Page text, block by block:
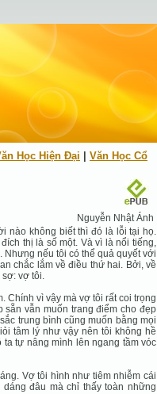
Học Hiện Ðại Văn Học Cổ
Nguyễn Nhật Ánh
nào không biết thì đó là lỗi tại họ.
thị là số một. Và vì là nổi tiếng,
nếu tôi có thể quả quyết với
chắc lắm về điều thứ hai. Bởi, về
sợ: vợ tôi.
Chính vì vậy mà vợ tôi rất coi trọng
vẫn muốn trang điểm cho đẹp
trung bình cũng muốn bằng mọi
tâm lý như vậy nên tôi không hề
tự nâng mình lên ngang tầm vóc
Vợ tôi hình như tiêm nhiễm cái
đâu mà chỉ thấy toàn những